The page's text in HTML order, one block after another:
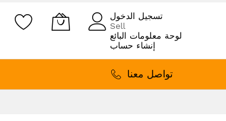
تسجيل الدخول
Sell
لوحة معلومات البائع
إنشاء حساب
تواصل معنا